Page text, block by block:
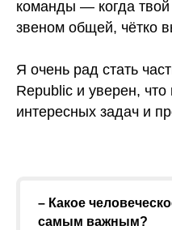
команды — когда твой
звеном общей, чётко
Я очень рад стать
Republic и уверен,
интересных задач и
– Какое
самым важным?